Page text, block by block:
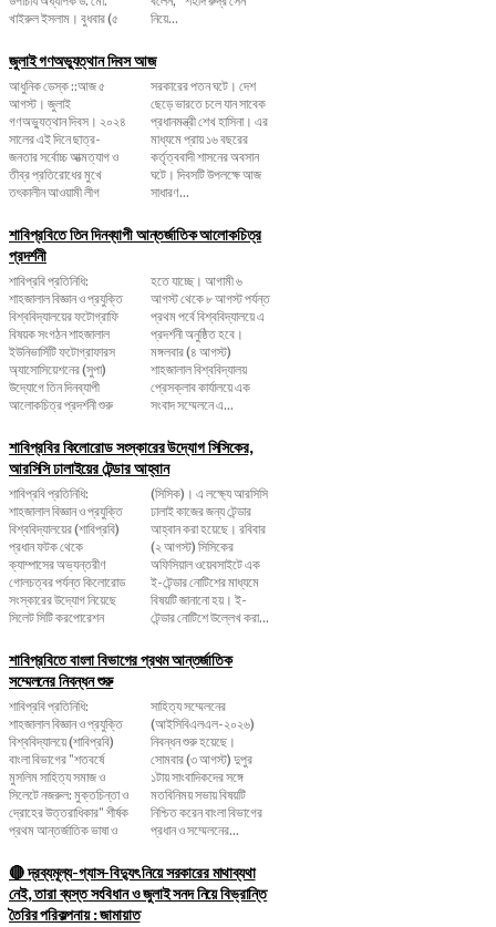
খাইরুল ইসলাম। বুধবার (৫
নিয়ে...
জুলাই গণঅভ্যুত্থান দিবস আজ
আধুনিক ডেস্ক ::আজ ৫
আগস্ট। জুলাই
গণঅভ্যুত্থান দিবস। ২০২৪
সালের এই দিনে ছাত্র-
জনতার সর্বোচ্চ আত্মত্যাগ ও
তীব্র প্রতিরোধের মুখে
তৎকালীন আওয়ামী লীগ
সরকারের পতন ঘটে। দেশ
ছেড়ে ভারতে চলে যান সাবেক
প্রধানমন্ত্রী শেখ হাসিনা। এর
মাধ্যমে প্রায় ১৬ বছরের
কর্তৃত্ববাদী শাসনের অবসান
ঘটে। দিবসটি উপলক্ষে আজ
সাধারণ...
শাবিপ্রবিতে তিন দিনব্যাপী আন্তর্জাতিক আলোকচিত্র
প্রদর্শনী
শাবিপ্রবি প্রতিনিধি:
শাহজালাল বিজ্ঞান ও প্রযুক্তি
বিশ্ববিদ্যালয়ের ফটোগ্রাফি
বিষয়ক সংগঠন শাহজালাল
ইউনিভার্সিটি ফটোগ্রাফারস
অ্যাসোসিয়েশনের (সুপা)
উদ্যোগে তিন দিনব্যাপী
আলোকচিত্র প্রদর্শনী শুরু
হতে যাচ্ছে। আগামী ৬
আগস্ট থেকে ৮ আগস্ট পর্যন্ত
প্রথম পর্বে বিশ্ববিদ্যালয়ে এ
প্রদর্শনী অনুষ্ঠিত হবে।
মঙ্গলবার (৪ আগস্ট)
শাহজালাল বিশ্ববিদ্যালয়
প্রেসক্লাব কার্যালয়ে এক
সংবাদ সম্মেলনে এ...
শাবিপ্রবির কিলোরোড সংস্কারের উদ্যোগ সিসিকের,
আরসিসি ঢালাইয়ের টেন্ডার আহ্বান
শাবিপ্রবি প্রতিনিধি:
শাহজালাল বিজ্ঞান ও প্রযুক্তি
বিশ্ববিদ্যালয়ের (শাবিপ্রবি)
প্রধান ফটক থেকে
ক্যাম্পাসের অভ্যন্তরীণ
গোলচত্বর পর্যন্ত কিলোরোড
সংস্কারের উদ্যোগ নিয়েছে
সিলেট সিটি করপোরেশন
(সিসিক)। এ লক্ষ্যে আরসিসি
ঢালাই কাজের জন্য টেন্ডার
আহ্বান করা হয়েছে। রবিবার
(২ আগস্ট) সিসিকের
অফিসিয়াল ওয়েবসাইটে এক
ই-টেন্ডার নোটিশের মাধ্যমে
বিষয়টি জানানো হয়। ই-
টেন্ডার নোটিশে উল্লেখ করা...
শাবিপ্রবিতে বাংলা বিভাগের প্রথম আন্তর্জাতিক
সম্মেলনের নিবন্ধন শুরু
শাবিপ্রবি প্রতিনিধি:
শাহজালাল বিজ্ঞান ও প্রযুক্তি
বিশ্ববিদ্যালয়ে (শাবিপ্রবি)
বাংলা বিভাগের "শতবর্ষে
মুসলিম সাহিত্য সমাজ ও
সিলেটে নজরুল: মুক্তচিন্তা ও
দ্রোহের উত্তরাধিকার" শীর্ষক
প্রথম আন্তর্জাতিক ভাষা ও
সাহিত্য সম্মেলনের
(আইসিবিএলএল-২০২৬)
নিবন্ধন শুরু হয়েছে।
সোমবার (৩ আগস্ট) দুপুর
১টায় সাংবাদিকদের সঙ্গে
মতবিনিময় সভায় বিষয়টি
নিশ্চিত করেন বাংলা বিভাগের
প্রধান ও সম্মেলনের...
🔴 দ্রব্যমূল্য-গ্যাস-বিদ্যুৎ নিয়ে সরকারের মাথাব্যথা
নেই, তারা ব্যস্ত সংবিধান ও জুলাই সনদ নিয়ে বিভ্রান্তি
তৈরির পরিকল্পনায় : জামায়াত